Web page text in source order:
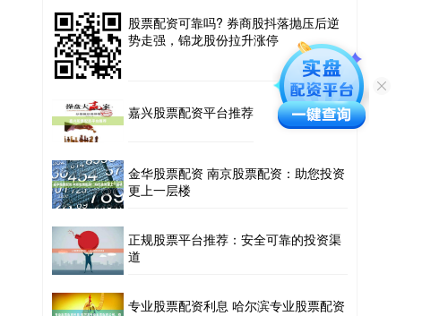
股票配资可靠吗? 券商股抖落抛压后逆
势走强，锦龙股份拉升涨停
嘉兴股票配资平台推荐
金华股票配资 南京股票配资：助您投资
更上一层楼
正规股票平台推荐：安全可靠的投资渠
道
专业股票配资利息 哈尔滨专业股票配资